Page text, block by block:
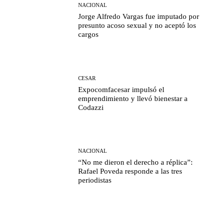
NACIONAL
Jorge Alfredo Vargas fue imputado por
presunto acoso sexual y no aceptó los
cargos
CESAR
Expocomfacesar impulsó el
emprendimiento y llevó bienestar a
Codazzi
NACIONAL
“No me dieron el derecho a réplica”:
Rafael Poveda responde a las tres
periodistas